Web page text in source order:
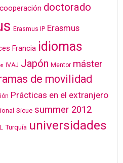
cooperación doctorado
Erasmus IP Erasmus
Francia idiomas
IVAJ Japón Mentor máster
de movilidad
Prácticas en el extranjero
Sicue summer 2012
Turquía universidades